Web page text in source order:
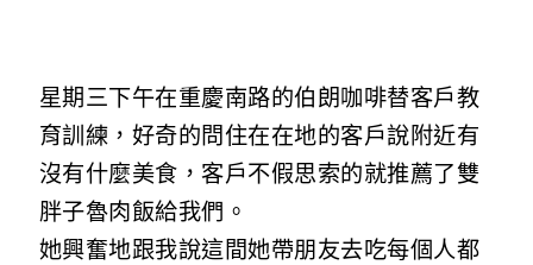
星期三下午在重慶南路的伯朗咖啡替客戶教
育訓練，好奇的問住在在地的客戶說附近有
沒有什麼美食，客戶不假思索的就推薦了雙
胖子魯肉飯給我們。
她興奮地跟我說這間她帶朋友去吃每個人都